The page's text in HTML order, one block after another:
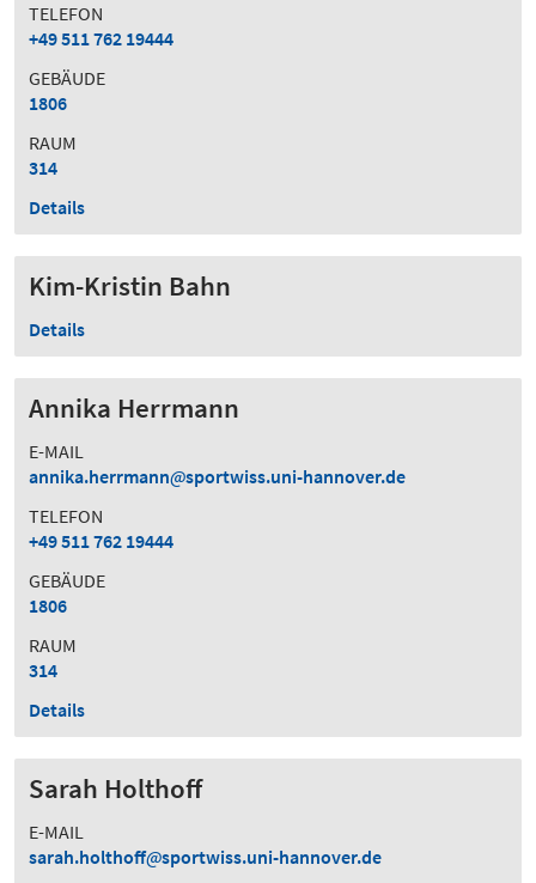
TELEFON
+49 511 762 19444
GEBÄUDE
1806
RAUM
314
Details
Kim-Kristin Bahn
Details
Annika Herrmann
E-MAIL
annika.herrmann
sportwiss.uni-hannover.de
TELEFON
+49 511 762 19444
GEBÄUDE
1806
RAUM
314
Details
Sarah Holthoff
E-MAIL
sarah.holthoff
sportwiss.uni-hannover.de